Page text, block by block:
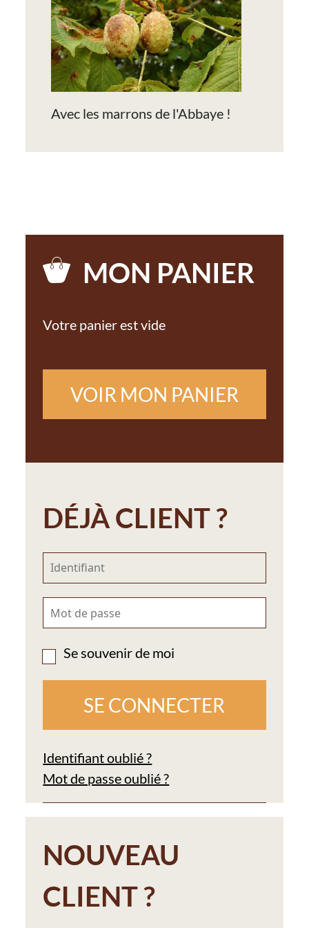
MON PANIER
Votre panier est vide
VOIR MON PANIER
DÉJÀ CLIENT ?
Se souvenir de moi
Identifiant oublié ?
Mot de passe oublié ?
NOUVEAU
CLIENT ?
Avec les marrons de l'Abbaye !